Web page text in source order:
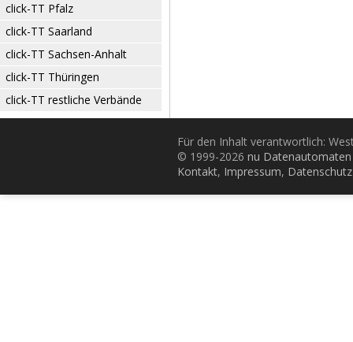
click-TT Pfalz
click-TT Saarland
click-TT Sachsen-Anhalt
click-TT Thüringen
click-TT restliche Verbände
Für den Inhalt verantwortlich:
© 1999-2026 nu
Kontakt, Impressum, Datenschutz